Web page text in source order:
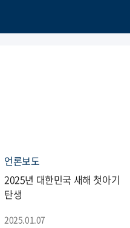
언론보도
2025년 대한민국 새해 첫아기
탄생
2025.01.07